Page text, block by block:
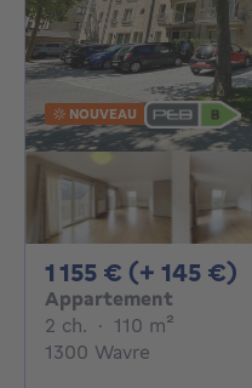
NOUVEAU
1 155 € (+ 145 €)
Appartement
2 ch. 2 chambres
· 110 m²
1300 Wavre